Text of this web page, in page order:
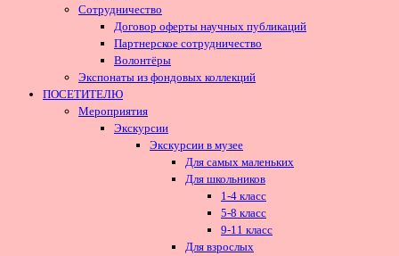
Сотрудничество
Договор оферты научных публикаций
Партнерское сотрудничество
Волонтёры
Экспонаты из фондовых коллекций
ПОСЕТИТЕЛЮ
Мероприятия
Экскурсии
Экскурсии в музее
Для самых маленьких
Для школьников
1-4 класс
5-8 класс
9-11 класс
Для взрослых